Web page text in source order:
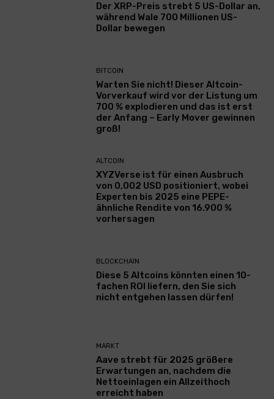
Der XRP-Preis strebt 5 US-Dollar an,
während Wale 700 Millionen US-
Dollar bewegen
BITCOIN
Warten Sie nicht! Dieser Altcoin-
Vorverkauf wird vor der Listung um
700 % explodieren und das ist erst
der Anfang – Early Mover gewinnen
groß!
ALTCOIN
XYZVerse ist für einen Ausbruch
von 0,002 USD positioniert, wobei
Experten bis 2025 eine PEPE-
ähnliche Rendite von 16.900 %
vorhersagen
BLOCKCHAIN
Diese 5 Altcoins könnten einen 10-
fachen ROI liefern, den Sie sich
nicht entgehen lassen dürfen!
MARKT
Aave strebt für 2025 größere
Erwartungen an, nachdem die
Nettoeinlagen ein Allzeithoch
erreicht haben